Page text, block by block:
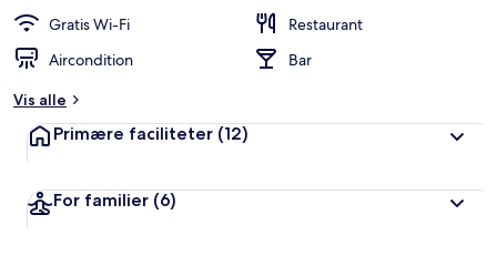
Gratis Wi-Fi
Restaurant
Aircondition
Bar
Vis alle
Primære faciliteter (12)
For familier (6)